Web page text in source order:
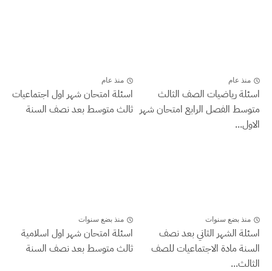
منذ عام
اسئلة رياضيات الصف الثالث
متوسط الفصل الرابع امتحان شهر
الاول...
منذ عام
اسئلة امتحان شهر اول اجتماعيات
ثالث متوسط بعد نصف السنة
منذ بضع سنوات
اسئلة الشهر الثاني بعد نصف
السنة مادة الاجتماعيات للصف
الثالث...
منذ بضع سنوات
اسئلة امتحان شهر اول اسلامية
ثالث متوسط بعد نصف السنة